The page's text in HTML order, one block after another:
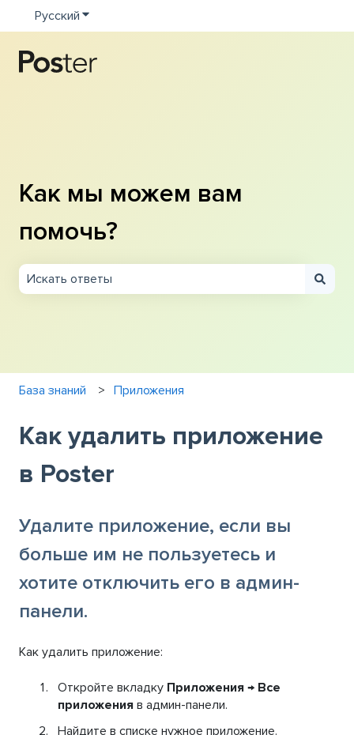
Русский Показать подменю для переводов
Как мы можем вам
помочь?
База знаний Приложения
Как удалить приложение
в Poster
Удалите приложение, если вы
больше им не пользуетесь и
хотите отключить его в админ-
панели.
Как удалить приложение:
Откройте вкладку Приложения → Все
приложения в админ-панели.
Найдите в списке нужное приложение.